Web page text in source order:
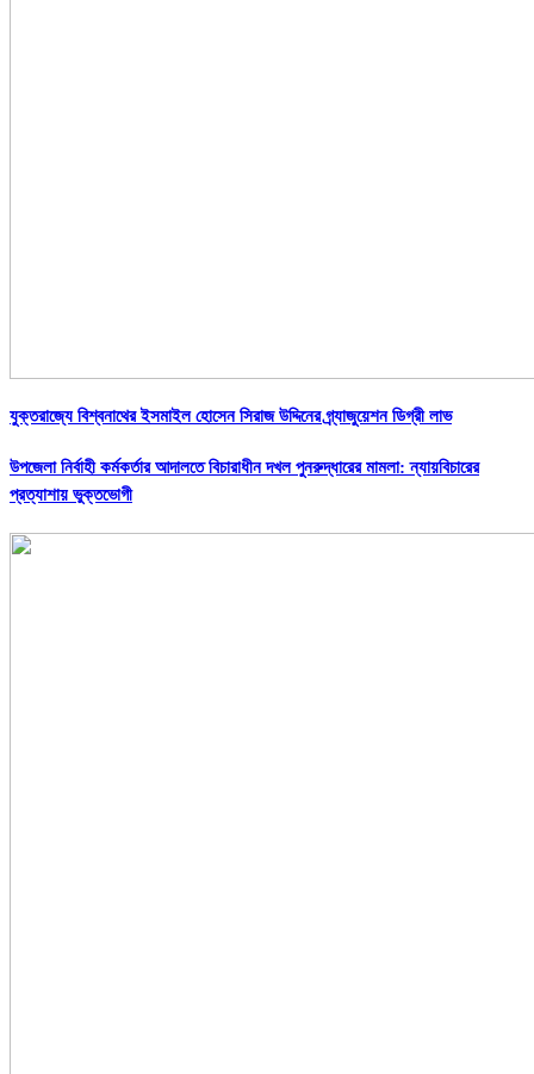
যুক্তরাজ্যে বিশ্বনাথের ইসমাইল হোসেন সিরাজ উদ্দিনের গ্র্যাজুয়েশন ডিগ্রী লাভ
উপজেলা নির্বাহী কর্মকর্তার আদালতে বিচারাধীন দখল পুনরুদ্ধারের মামলা: ন্যায়বিচারের
প্রত্যাশায় ভুক্তভোগী